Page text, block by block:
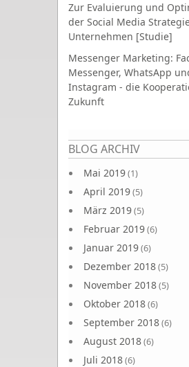
Zur Evaluierung und
der Social Media
Unternehmen [Studie]
Messenger Marketing:
Messenger, WhatsApp
Instagram - die
Zukunft
BLOG ARCHIV
Mai 2019(1)
April 2019(5)
März 2019(5)
Februar 2019(6)
Januar 2019(6)
Dezember 2018(5)
November 2018(5)
Oktober 2018(6)
September 2018(6)
August 2018(6)
Juli 2018(6)
Seiten